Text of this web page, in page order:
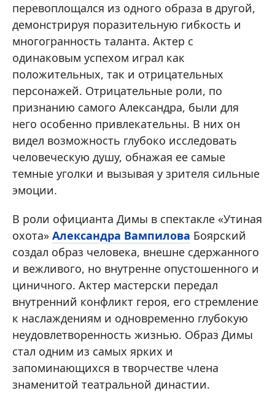
перевоплощался из одного образа в другой,
демонстрируя поразительную гибкость и
многогранность таланта. Актер с
одинаковым успехом играл как
положительных, так и отрицательных
персонажей. Отрицательные роли, по
признанию самого Александра, были для
него особенно привлекательны. В них он
видел возможность глубоко исследовать
человеческую душу, обнажая ее самые
темные уголки и вызывая у зрителя сильные
эмоции.
В роли официанта Димы в спектакле «Утиная
охота» Александра Вампилова Боярский
создал образ человека, внешне сдержанного
и вежливого, но внутренне опустошенного и
циничного. Актер мастерски передал
внутренний конфликт героя, его стремление
к наслаждениям и одновременно глубокую
неудовлетворенность жизнью. Образ Димы
стал одним из самых ярких и
запоминающихся в творчестве члена
знаменитой театральной династии.